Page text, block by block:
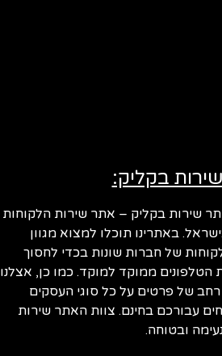
בקליק:
שירות בקליק – אתר שירות הלקוחות
באתרינו תוכלו למצוא מגוון
של חברות שונות בכדי לחסוך
ממוקד למוקד. כמו כן, אצלנו
של פרטים על כל סוגי העסקים
עבורכם בחינם. צוות האתר שירות
ובטוחה.